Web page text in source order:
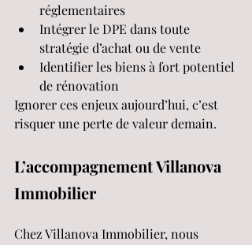
réglementaires
Intégrer le DPE dans toute
stratégie d’achat ou de vente
Identifier les biens à fort potentiel
de rénovation
Ignorer ces enjeux aujourd’hui, c’est
risquer une perte de valeur demain.
L’accompagnement Villanova
Immobilier
Chez Villanova Immobilier, nous